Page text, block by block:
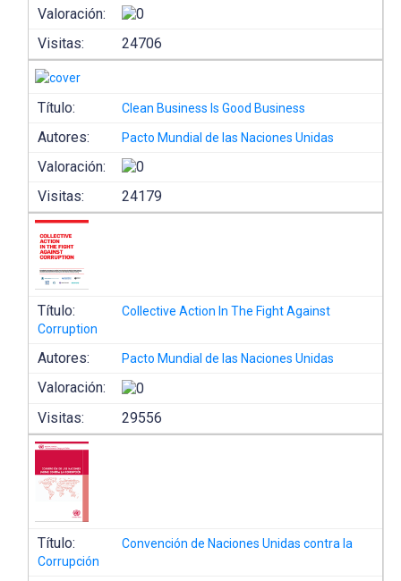
Valoración:
Visitas:
24706
Título: Clean Business Is Good Business
Autores: Pacto Mundial de las Naciones Unidas
Valoración:
Visitas:
24179
Título:
Collective Action In The Fight Against
Corruption
Autores: Pacto Mundial de las Naciones Unidas
Valoración:
Visitas:
29556
Título:
Convención de Naciones Unidas contra la
Corrupción